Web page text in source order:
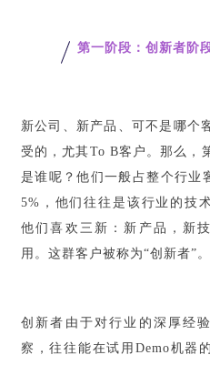
第一阶段：创新者阶
新公司、新产品、可不是哪个
受的，尤其To B客户。那么，
是谁呢？他们一般占整个行业
5%，他们往往是该行业的技
他们喜欢三新：新产品，新
用。这群客户被称为“创新者”。
创新者由于对行业的深厚经
察，往往能在试用Demo机器